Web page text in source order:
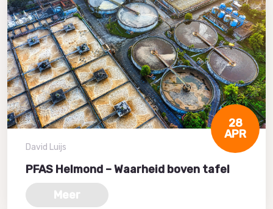
28
APR
David Luijs
PFAS Helmond – Waarheid boven tafel
Meer